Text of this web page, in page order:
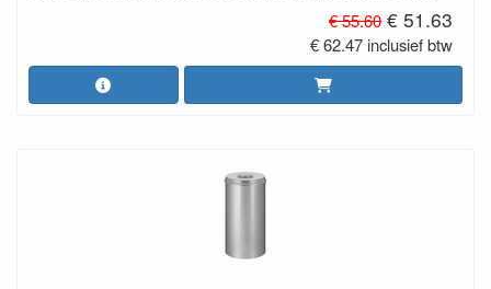
€ 55.60 € 51.63
€ 62.47 inclusief btw